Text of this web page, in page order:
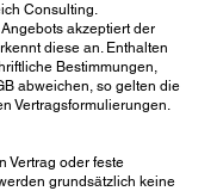
Consulting.
akzeptiert der
diese an. Enthalten
Bestimmungen,
abweichen, so gelten die
Vertragsformulierungen.
Vertrag oder feste
grundsätzlich keine